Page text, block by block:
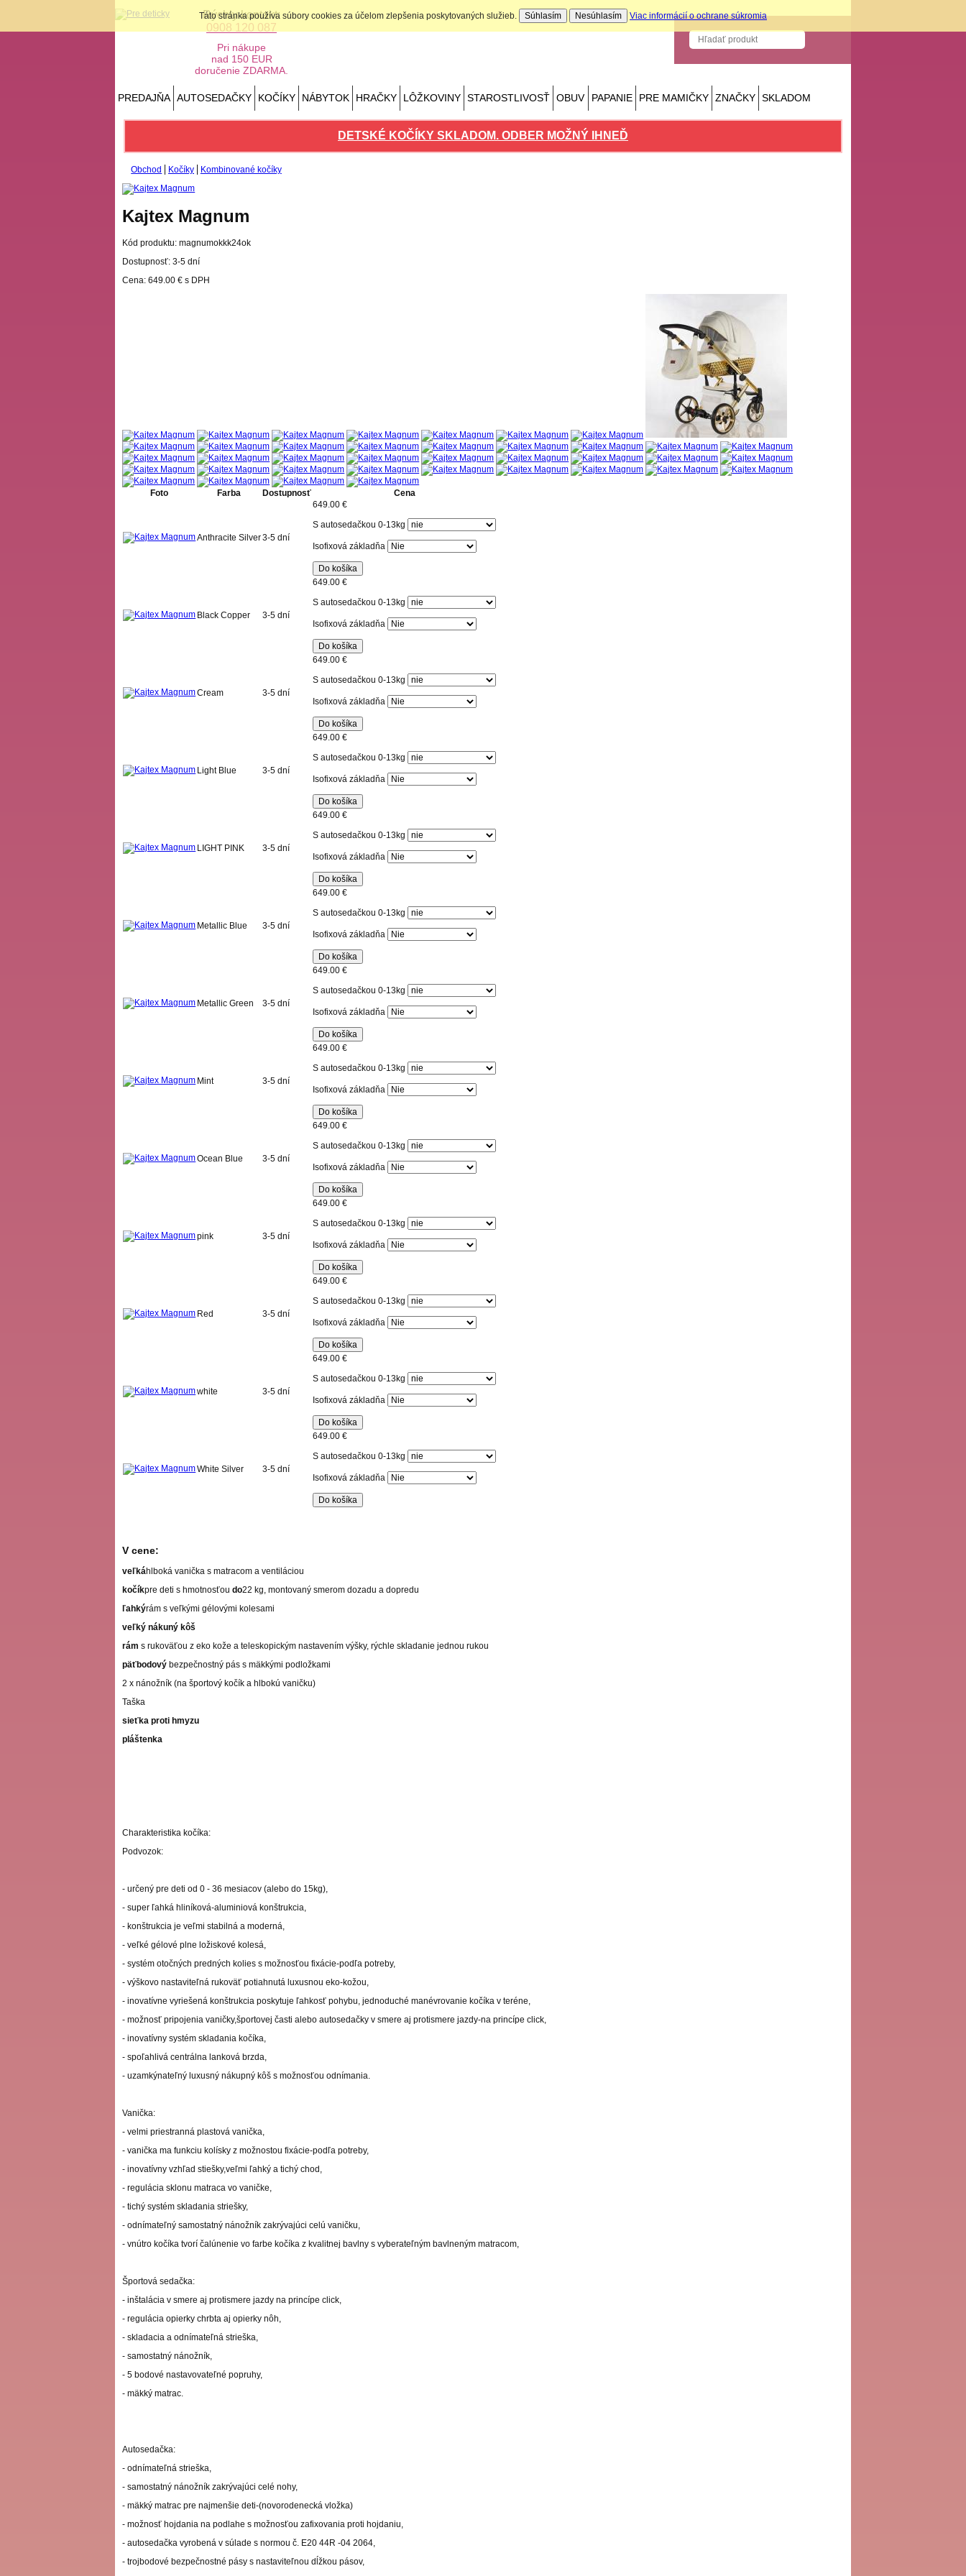
Rýchly kontakt:
0908 120 087
Pri nákupe
nad 150 EUR
doručenie ZDARMA.
PREDAJŇA AUTOSEDAČKY KOČÍKY NÁBYTOK HRAČKY LÔŽKOVINY STAROSTLIVOSŤ OBUV PAPANIE PRE MAMIČKY ZNAČKY SKLADOM
DETSKÉ KOČÍKY SKLADOM. ODBER MOŽNÝ IHNEĎ
Nákupný košík
Obchod Kočíky Kombinované kočíky
Kajtex Magnum
Kód produktu:magnumokkk24ok
Dostupnosť: 3-5 dní
Cena:649.00 € s DPH
Foto Farba Dostupnosť Cena
Anthracite Silver3-5 dní
649.00 €
S autosedačkou 0-13kg
Isofixová základňa
Do košíka
Black Copper 3-5 dní
649.00 €
S autosedačkou 0-13kg
Isofixová základňa
Do košíka
Cream 3-5 dní
649.00 €
S autosedačkou 0-13kg
Isofixová základňa
Do košíka
Light Blue 3-5 dní
649.00 €
S autosedačkou 0-13kg
Isofixová základňa
Do košíka
LIGHT PINK 3-5 dní
649.00 €
S autosedačkou 0-13kg
Isofixová základňa
Do košíka
Metallic Blue 3-5 dní
649.00 €
S autosedačkou 0-13kg
Isofixová základňa
Do košíka
Metallic Green 3-5 dní
649.00 €
S autosedačkou 0-13kg
Isofixová základňa
Do košíka
Mint 3-5 dní
649.00 €
S autosedačkou 0-13kg
Isofixová základňa
Do košíka
Ocean Blue 3-5 dní
649.00 €
S autosedačkou 0-13kg
Isofixová základňa
Do košíka
pink 3-5 dní
649.00 €
S autosedačkou 0-13kg
Isofixová základňa
Do košíka
Red 3-5 dní
649.00 €
S autosedačkou 0-13kg
Isofixová základňa
Do košíka
white 3-5 dní
649.00 €
S autosedačkou 0-13kg
Isofixová základňa
Do košíka
White Silver 3-5 dní
649.00 €
S autosedačkou 0-13kg
Isofixová základňa
Do košíka
V cene:
veľkáhlboká vanička s matracom a ventiláciou
kočíkpre deti s hmotnosťou do22 kg, montovaný smerom dozadu a dopredu
ľahkýrám s veľkými gélovými kolesami
veľký nákuný kôš
rám s rukoväťou z eko kože a teleskopickým nastavením výšky, rýchle skladanie jednou rukou
päťbodovýbezpečnostný pás s mäkkými podložkami
2 x nánožník (na športový kočík a hlbokú vaničku)
Taška
sieťka proti hmyzu
pláštenka
Charakteristika kočíka:
Podvozok:
- určený pre deti od 0 - 36 mesiacov (alebo do 15kg),
- super ľahká hliníková-aluminiová konštrukcia,
- konštrukcia je veľmi stabilná a moderná,
- veľké gélové plne ložiskové kolesá,
- systém otočných predných kolies s možnosťou fixácie-podľa potreby,
- výškovo nastaviteľná rukoväť potiahnutá luxusnou eko-kožou,
- inovatívne vyriešená konštrukcia poskytuje ľahkosť pohybu, jednoduché manévrovanie kočíka v teréne,
- možnosť pripojenia vaničky,športovej časti alebo autosedačky v smere aj protismere jazdy-na princípe click,
- inovatívny systém skladania kočíka,
- spoľahlivá centrálna lanková brzda,
- uzamkýnateľný luxusný nákupný kôš s možnosťou odnímania.
Vanička:
- velmi priestranná plastová vanička,
- vanička ma funkciu kolísky z možnostou fixácie-podľa potreby,
- inovatívny vzhľad stiešky,veľmi ľahký a tichý chod,
- regulácia sklonu matraca vo vaničke,
- tichý systém skladania striešky,
- odnímateľný samostatný nánožník zakrývajúci celú vaničku,
- vnútro kočíka tvorí čalúnenie vo farbe kočíka z kvalitnej bavlny s vyberateľným bavlneným matracom,
Športová sedačka:
- inštalácia v smere aj protismere jazdy na princípe click,
- regulácia opierky chrbta aj opierky nôh,
- skladacia a odnímateľná strieška,
- samostatný nánožník,
- 5 bodové nastavovateľné popruhy,
- mäkký matrac.
Autosedačka:
- odnímateľná strieška,
- samostatný nánožník zakrývajúci celé nohy,
- mäkký matrac pre najmenšie deti-(novorodenecká vložka)
- možnosť hojdania na podlahe s možnosťou zafixovania proti hojdaniu,
- autosedačka vyrobená v súlade s normou č. E20 44R -04 2064,
- trojbodové bezpečnostné pásy s nastaviteľnou dĺžkou pásov,
Táto stránka používa súbory cookies za účelom zlepšenia poskytovaných služieb. Súhlasím Nesúhlasím Viac informácií o ochrane súkromia